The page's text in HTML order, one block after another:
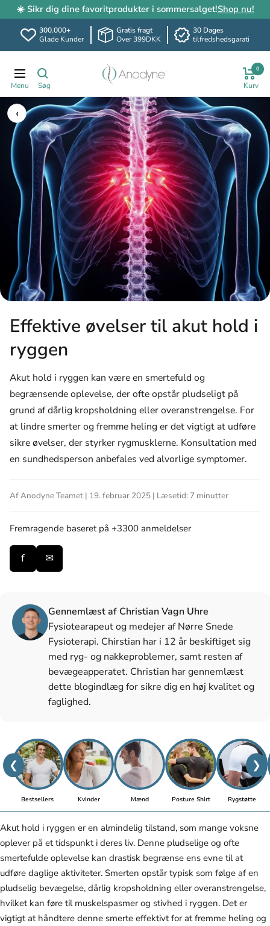
☀️ Sikr dig dine favoritprodukter i sommersalget!Shop nu!
300.000+
Glade Kunder
Gratis fragt
Over 399DKK
30 Dages
tilfredshedsgarati
indhold
Translation
missing:
da.header.general.navigation
Anodyne.dk 0
‹
Effektive øvelser til akut hold i
ryggen
Akut hold i ryggen kan være en smertefuld og
begrænsende oplevelse, der ofte opstår pludseligt på
grund af dårlig kropsholdning eller overanstrengelse. For
at lindre smerter og fremme heling er det vigtigt at udføre
sikre øvelser, der styrker rygmusklerne. Konsultation med
en sundhedsperson anbefales ved alvorlige symptomer.
Af Anodyne Teamet | 19. februar 2025 | Læsetid: 7 minutter
Fremragende baseret på +3300 anmeldelser
f ✉
Gennemlæst af Christian Vagn Uhre
Fysiotearapeut og medejer af Nørre Snede
Fysioterapi. Chirstian har i 12 år beskiftiget sig
med ryg- og nakkeproblemer, samt resten af
bevægeapperatet. Christian har gennemlæst
dette blogindlæg for sikre dig en høj kvalitet og
faglighed.
❮ ❯
Bestsellers Kvinder Mænd Posture Shirt Rygstøtte
Akut hold i ryggen er en almindelig tilstand, som mange voksne
oplever på et tidspunkt i deres liv. Denne pludselige og ofte
smertefulde oplevelse kan drastisk begrænse ens evne til at
udføre daglige aktiviteter. Smerten opstår typisk som følge af en
pludselig bevægelse, dårlig kropsholdning eller overanstrengelse,
hvilket kan føre til muskelspasmer og stivhed i ryggen. Det er
vigtigt at håndtere denne smerte effektivt for at fremme heling og